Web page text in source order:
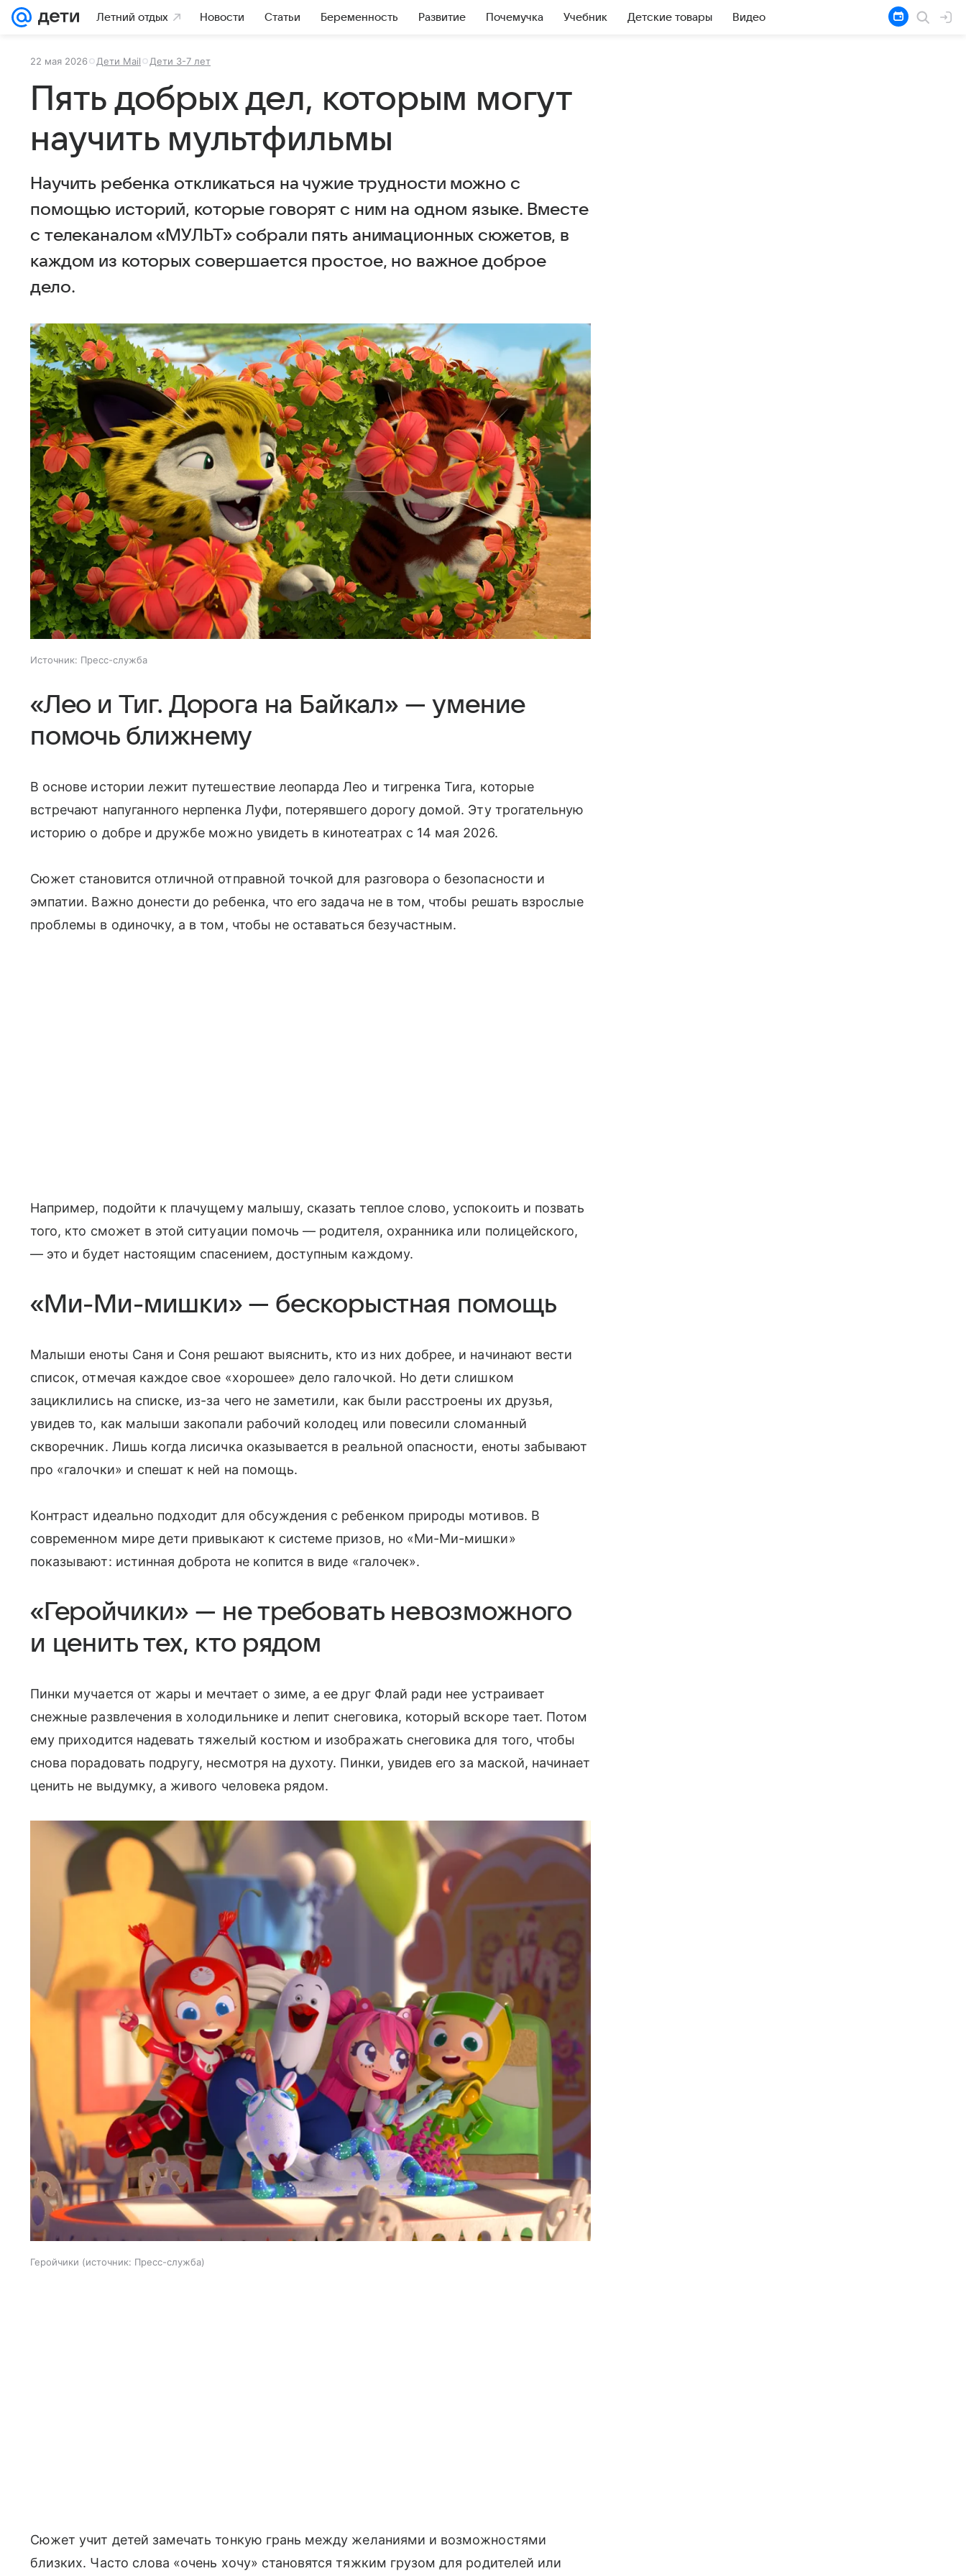
Летний отдых Новости Статьи Беременность Развитие Почемучка Учебник Детские товары Видео
22 мая 2026 Дети Mail Дети 3-7 лет
Пять добрых дел, которым могут
научить мультфильмы
Научить ребенка откликаться на чужие трудности можно с
помощью историй, которые говорят с ним на одном языке. Вместе
с телеканалом «МУЛЬТ» собрали пять анимационных сюжетов, в
каждом из которых совершается простое, но важное доброе
дело.
Источник: Пресс-служба
«Лео и Тиг. Дорога на Байкал» — умение
помочь ближнему
В основе истории лежит путешествие леопарда Лео и тигренка Тига, которые
встречают напуганного нерпенка Луфи, потерявшего дорогу домой. Эту трогательную
историю о добре и дружбе можно увидеть в кинотеатрах с 14 мая 2026.
Сюжет становится отличной отправной точкой для разговора о безопасности и
эмпатии. Важно донести до ребенка, что его задача не в том, чтобы решать взрослые
проблемы в одиночку, а в том, чтобы не оставаться безучастным.
Например, подойти к плачущему малышу, сказать теплое слово, успокоить и позвать
того, кто сможет в этой ситуации помочь — родителя, охранника или полицейского,
— это и будет настоящим спасением, доступным каждому.
«Ми-Ми-мишки» — бескорыстная помощь
Малыши еноты Саня и Соня решают выяснить, кто из них добрее, и начинают вести
список, отмечая каждое свое «хорошее» дело галочкой. Но дети слишком
зациклились на списке, из-за чего не заметили, как были расстроены их друзья,
увидев то, как малыши закопали рабочий колодец или повесили сломанный
скворечник. Лишь когда лисичка оказывается в реальной опасности, еноты забывают
про «галочки» и спешат к ней на помощь.
Контраст идеально подходит для обсуждения с ребенком природы мотивов. В
современном мире дети привыкают к системе призов, но «Ми-Ми-мишки»
показывают: истинная доброта не копится в виде «галочек».
«Геройчики» — не требовать невозможного
и ценить тех, кто рядом
Пинки мучается от жары и мечтает о зиме, а ее друг Флай ради нее устраивает
снежные развлечения в холодильнике и лепит снеговика, который вскоре тает. Потом
ему приходится надевать тяжелый костюм и изображать снеговика для того, чтобы
снова порадовать подругу, несмотря на духоту. Пинки, увидев его за маской, начинает
ценить не выдумку, а живого человека рядом.
Геройчики источник: Пресс-служба
Сюжет учит детей замечать тонкую грань между желаниями и возможностями
близких. Часто слова «очень хочу» становятся тяжким грузом для родителей или